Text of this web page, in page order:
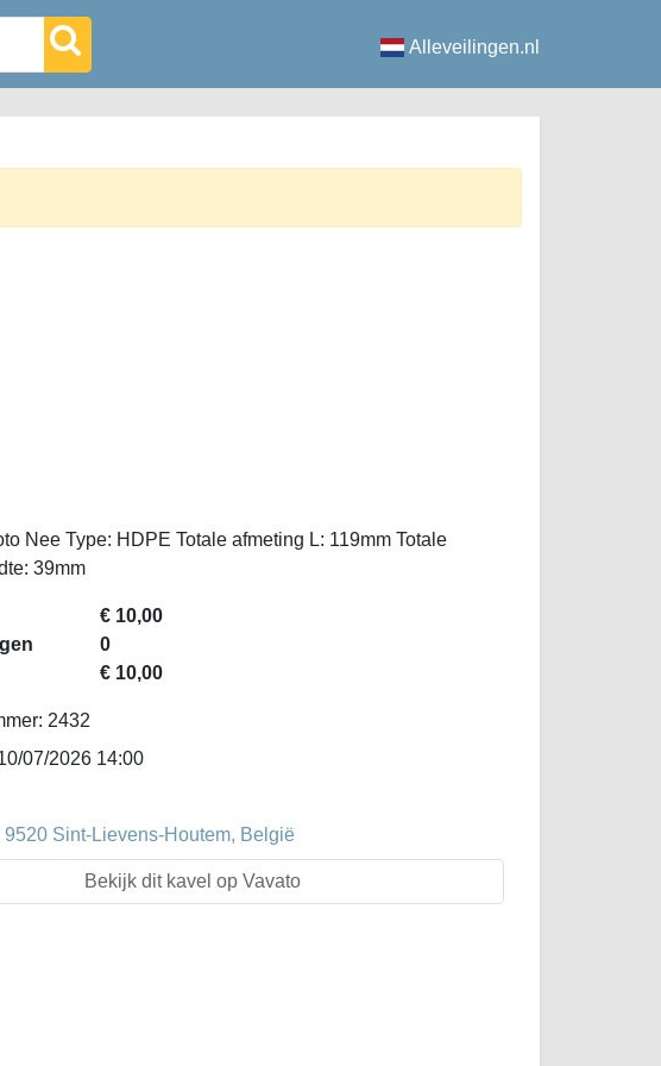
Alleveilingen.nl
Nee Type: HDPE Totale afmeting L: 119mm Totale
39mm
€ 10,00
0
€ 10,00
2432
07/2026 14:00
Sint-Lievens-Houtem, België
Bekijk dit kavel op Vavato